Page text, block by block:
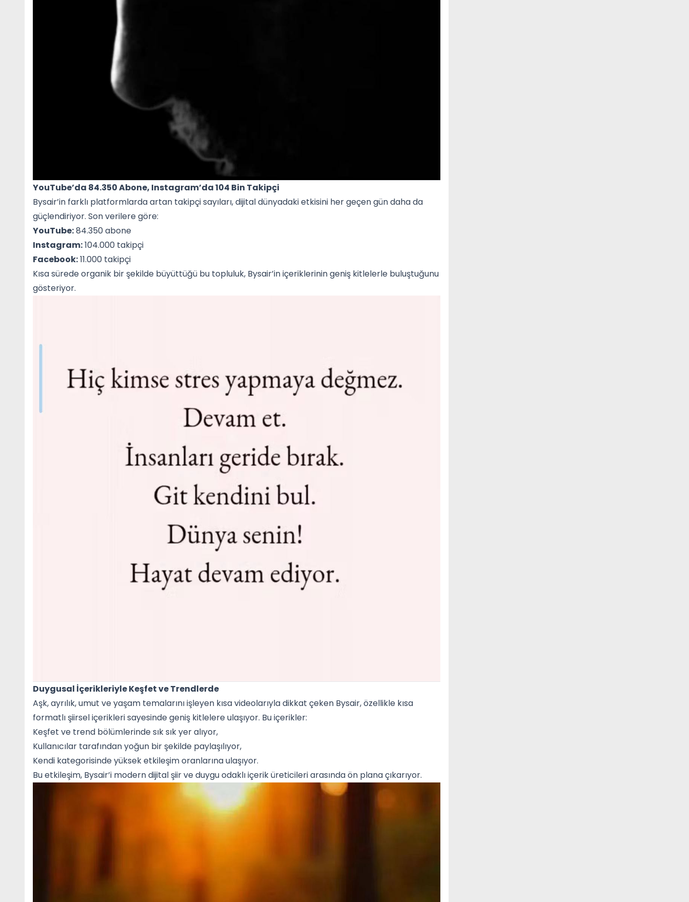
YouTube’da 84.350 Abone, Instagram’da 104 Bin Takipçi
Bysair’in farklı platformlarda artan takipçi sayıları, dijital dünyadaki etkisini her geçen gün daha da
güçlendiriyor. Son verilere göre:
YouTube:84.350 abone
Instagram:104.000 takipçi
Facebook:11.000 takipçi
Kısa sürede organik bir şekilde büyüttüğü bu topluluk, Bysair’in içeriklerinin geniş kitlelerle buluştuğunu
gösteriyor.
Duygusal İçerikleriyle Keşfet ve Trendlerde
Aşk, ayrılık, umut ve yaşam temalarını işleyen kısa videolarıyla dikkat çeken Bysair, özellikle kısa
formatlı şiirsel içerikleri sayesinde geniş kitlelere ulaşıyor. Bu içerikler:
Keşfet ve trend bölümlerinde sık sık yer alıyor,
Kullanıcılar tarafından yoğun bir şekilde paylaşılıyor,
Kendi kategorisinde yüksek etkileşim oranlarına ulaşıyor.
Bu etkileşim, Bysair’i modern dijital şiir ve duygu odaklı içerik üreticileri arasında ön plana çıkarıyor.